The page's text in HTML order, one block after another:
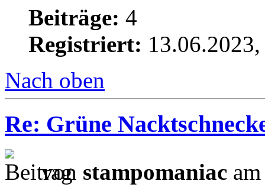
Beiträge: 4
Registriert:
Nach oben
Re: Grüne
von stampomaniac